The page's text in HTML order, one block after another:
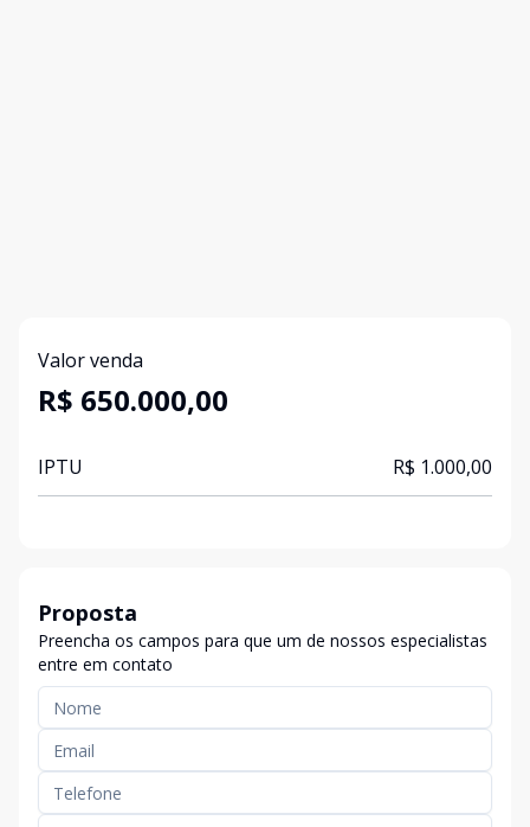
Valor venda
R$ 650.000,00
IPTU R$ 1.000,00
Proposta
Preencha os campos para que um de nossos especialistas
entre em contato